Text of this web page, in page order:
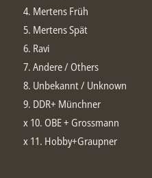
4. Mertens Früh
5. Mertens Spät
6. Ravi
7. Andere / Others
8. Unbekannt / Unknown
9. DDR+ Münchner
x 10. OBE + Grossmann
x 11. Hobby+Graupner